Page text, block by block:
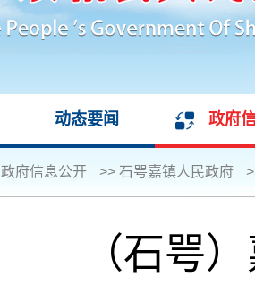
动态要闻 政府
政府信息公开 >> 石咢嘉镇人民政府
（石咢